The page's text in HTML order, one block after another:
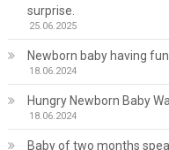
surprise.
25.06.2025
Newborn baby having
18.06.2024
Hungry Newborn Baby
18.06.2024
Baby of two months